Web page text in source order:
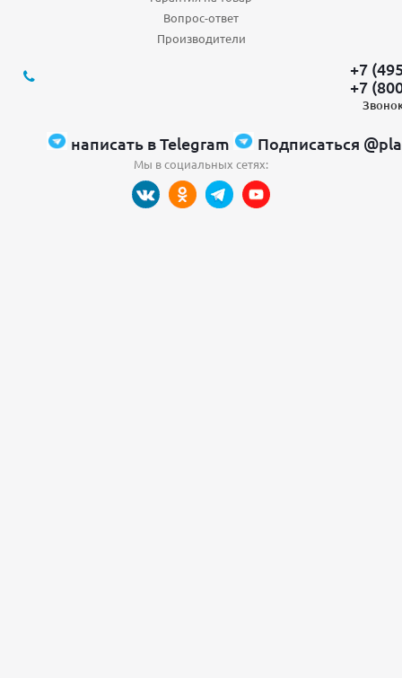
Вопрос-ответ
Производители
+7
+7
написать в Telegram Подписаться
Мы в социальных сетях: